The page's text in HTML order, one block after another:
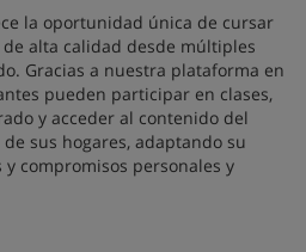
la oportunidad única de cursar
alta calidad desde múltiples
Gracias a nuestra plataforma en
pueden participar en clases,
y acceder al contenido del
sus hogares, adaptando su
compromisos personales y